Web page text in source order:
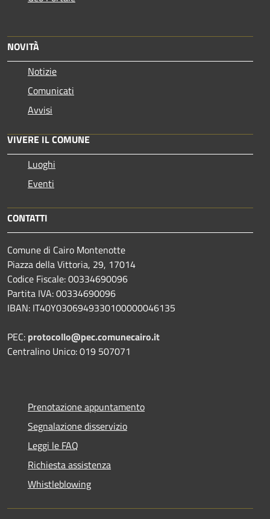
NOVITÀ
Notizie
Comunicati
Avvisi
VIVERE IL COMUNE
Luoghi
Eventi
CONTATTI
Comune di Cairo Montenotte
Piazza della Vittoria, 29, 17014
Codice Fiscale: 00334690096
Partita IVA: 00334690096
IBAN: IT40Y0306949330100000046135
PEC: protocollo@pec.comunecairo.it
Centralino Unico: 019 507071
Prenotazione appuntamento
Segnalazione disservizio
Leggi le FAQ
Richiesta assistenza
Whistleblowing